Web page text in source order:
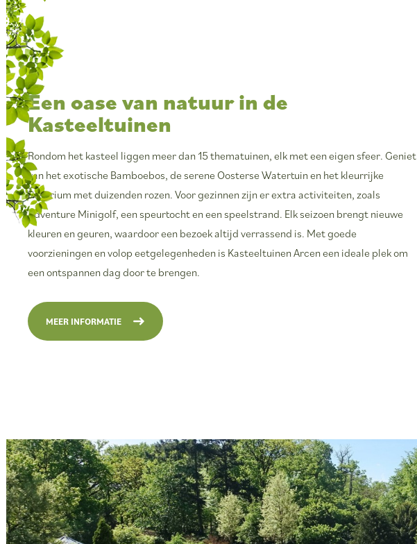
Een oase van natuur in de
Kasteeltuinen
Rondom het kasteel liggen meer dan 15 thematuinen, elk met een eigen sfeer. Geniet
van het exotische Bamboebos, de serene Oosterse Watertuin en het kleurrijke
Rosarium met duizenden rozen. Voor gezinnen zijn er extra activiteiten, zoals
Adventure Minigolf, een speurtocht en een speelstrand. Elk seizoen brengt nieuwe
kleuren en geuren, waardoor een bezoek altijd verrassend is. Met goede
voorzieningen en volop eetgelegenheden is Kasteeltuinen Arcen een ideale plek om
een ontspannen dag door te brengen.
MEER INFORMATIE